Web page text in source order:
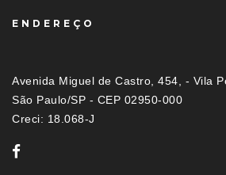
ENDEREÇO
Avenida Miguel de Castro, 454, - Vila
São Paulo/SP - CEP 02950-000
Creci: 18.068-J